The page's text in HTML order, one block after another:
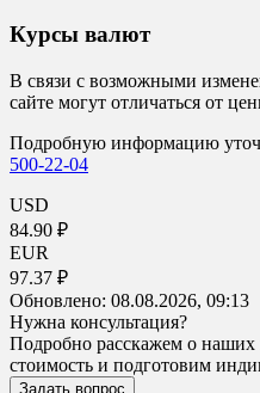
Курсы валют
В связи с возможными
сайте могут отличаться от
Подробную информацию
500-22-04
USD
84.90 ₽
EUR
97.37 ₽
Обновлено: 08.08.2026, 09:13
Нужна консультация?
Подробно расскажем о наших
стоимость и подготовим
Задать вопрос